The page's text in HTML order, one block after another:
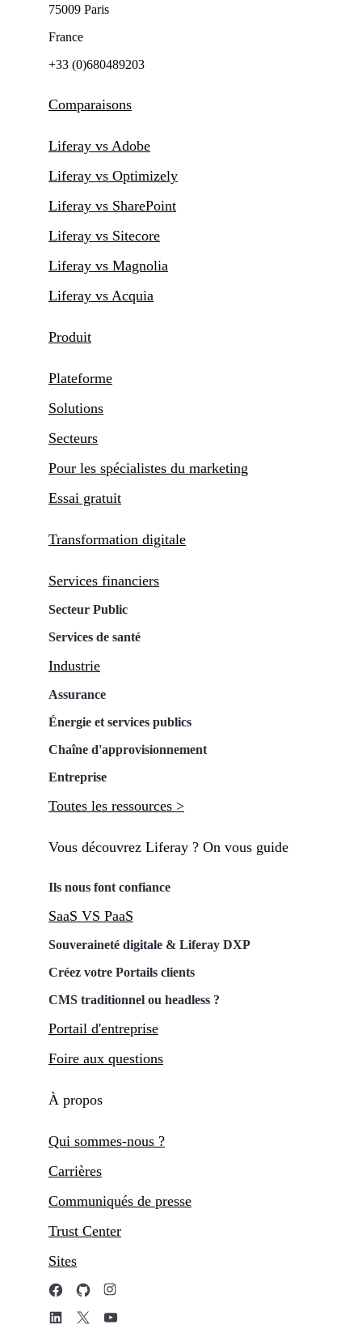
75009 Paris
France
+33 (0)680489203
Comparaisons
Liferay vs Adobe
Liferay vs Optimizely
Liferay vs SharePoint
Liferay vs Sitecore
Liferay vs Magnolia
Liferay vs Acquia
Produit
Plateforme
Solutions
Secteurs
Pour les spécialistes du marketing
Essai gratuit
Transformation digitale
Services financiers
Secteur Public
Services de santé
Industrie
Assurance
Énergie et services publics
Chaîne d'approvisionnement
Entreprise
Toutes les ressources >
Vous découvrez Liferay ? On vous guide
Ils nous font confiance
SaaS VS PaaS
Souveraineté digitale & Liferay DXP
Créez votre Portails clients
CMS traditionnel ou headless ?
Portail d'entreprise
Foire aux questions
À propos
Qui sommes-nous ?
Carrières
Communiqués de presse
Trust Center
Sites